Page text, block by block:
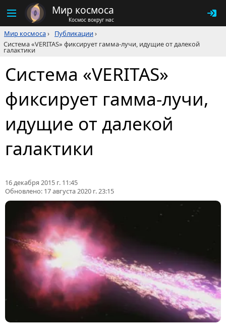
Мир космоса
Космос вокруг нас
Мир космоса› Публикации›
Система «VERITAS» фиксирует гамма-лучи, идущие от далекой
галактики
Система «VERITAS»
фиксирует гамма-лучи,
идущие от далекой
галактики
16 декабря 2015 г. 11:45
Обновлено: 17 августа 2020 г. 23:15